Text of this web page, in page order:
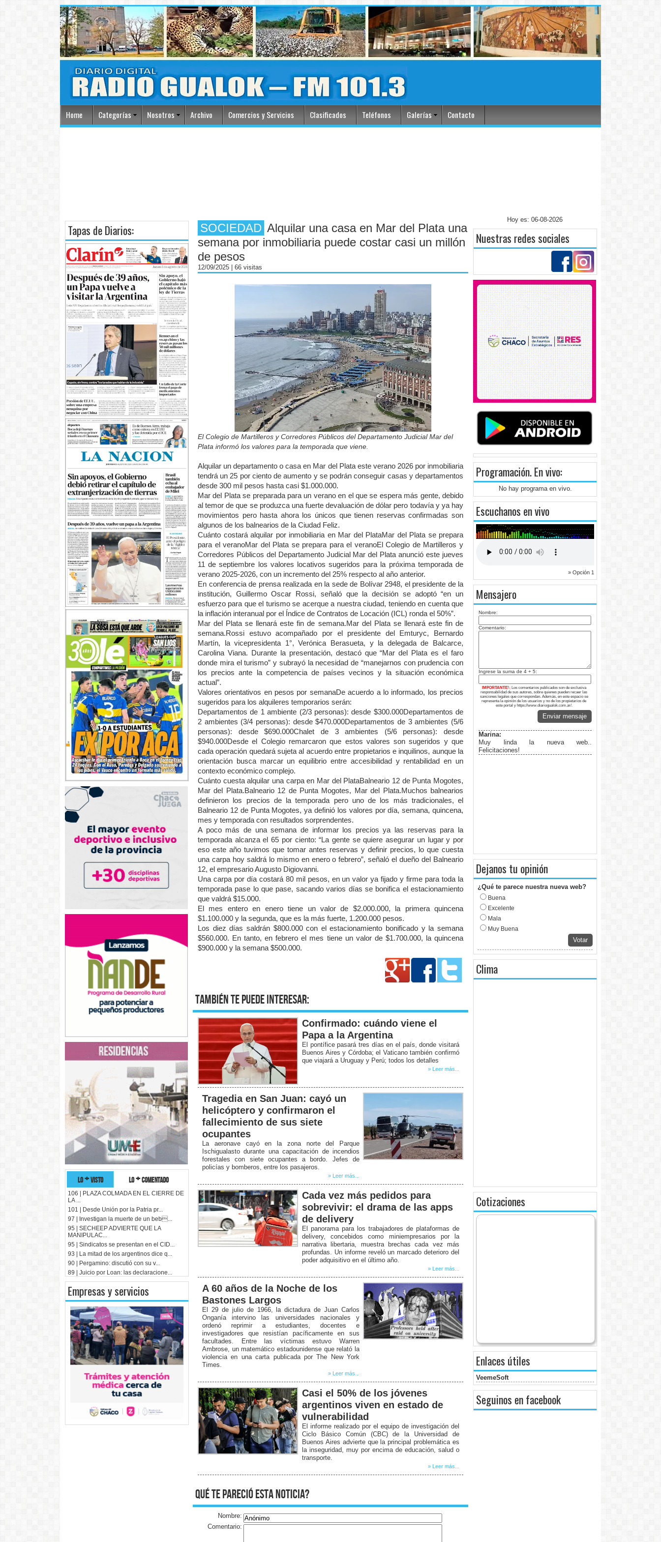
Home Categorías Nosotros Archivo Comercios y Servicios Clasificados Teléfonos Galerías Contacto
Hoy es: 06-08-2026
Tapas de Diarios:
lo + visto lo + comentado
106 | PLAZA COLMADA EN EL CIERRE DE
LA ...
101 | Desde Unión por la Patria pr...
97 | Investigan la muerte de un beb...
95 | SECHEEP ADVIERTE QUE LA
MANIPULAC...
95 | Sindicatos se presentan en el CID...
93 | La mitad de los argentinos dice q...
90 | Pergamino: discutió con su v...
89 | Juicio por Loan: las declaracione...
Empresas y servicios
SOCIEDAD Alquilar una casa en Mar del Plata una
semana por inmobiliaria puede costar casi un millón
de pesos
12/09/2025 | 66 visitas
El Colegio de Martilleros y Corredores Públicos del Departamento Judicial Mar del
Plata informó los valores para la temporada que viene.
Alquilar un departamento o casa en Mar del Plata este verano 2026 por inmobiliaria
tendrá un 25 por ciento de aumento y se podrán conseguir casas y departamentos
desde 300 mil pesos hasta casi $1.000.000.
Mar del Plata se preparada para un verano en el que se espera más gente, debido
al temor de que se produzca una fuerte devaluación de dólar pero todavía y ya hay
movimientos pero hasta ahora los únicos que tienen reservas confirmadas son
algunos de los balnearios de la Ciudad Feliz.
Cuánto costará alquilar por inmobiliaria en Mar del PlataMar del Plata se prepara
para el veranoMar del Plata se prepara para el veranoEl Colegio de Martilleros y
Corredores Públicos del Departamento Judicial Mar del Plata anunció este jueves
11 de septiembre los valores locativos sugeridos para la próxima temporada de
verano 2025-2026, con un incremento del 25% respecto al año anterior.
En conferencia de prensa realizada en la sede de Bolívar 2948, el presidente de la
institución, Guillermo Oscar Rossi, señaló que la decisión se adoptó “en un
esfuerzo para que el turismo se acerque a nuestra ciudad, teniendo en cuenta que
la inflación interanual por el Índice de Contratos de Locación (ICL) ronda el 50%”.
Mar del Plata se llenará este fin de semana.Mar del Plata se llenará este fin de
semana.Rossi estuvo acompañado por el presidente del Emturyc, Bernardo
Martín, la vicepresidenta 1°, Verónica Berasueta, y la delegada de Balcarce,
Carolina Viana. Durante la presentación, destacó que “Mar del Plata es el faro
donde mira el turismo” y subrayó la necesidad de “manejarnos con prudencia con
los precios ante la competencia de países vecinos y la situación económica
actual”.
Valores orientativos en pesos por semanaDe acuerdo a lo informado, los precios
sugeridos para los alquileres temporarios serán:
Departamentos de 1 ambiente (2/3 personas): desde $300.000Departamentos de
2 ambientes (3/4 personas): desde $470.000Departamentos de 3 ambientes (5/6
personas): desde $690.000Chalet de 3 ambientes (5/6 personas): desde
$940.000Desde el Colegio remarcaron que estos valores son sugeridos y que
cada operación quedará sujeta al acuerdo entre propietarios e inquilinos, aunque la
orientación busca marcar un equilibrio entre accesibilidad y rentabilidad en un
contexto económico complejo.
Cuánto cuesta alquilar una carpa en Mar del PlataBalneario 12 de Punta Mogotes,
Mar del Plata.Balneario 12 de Punta Mogotes, Mar del Plata.Muchos balnearios
definieron los precios de la temporada pero uno de los más tradicionales, el
Balneario 12 de Punta Mogotes, ya definió los valores por día, semana, quincena,
mes y temporada con resultados sorprendentes.
A poco más de una semana de informar los precios ya las reservas para la
temporada alcanza el 65 por ciento: “La gente se quiere asegurar un lugar y por
eso este año tuvimos que tomar antes reservas y definir precios, lo que cuesta
una carpa hoy saldrá lo mismo en enero o febrero”, señaló el dueño del Balneario
12, el empresario Augusto Digiovanni.
Una carpa por día costará 80 mil pesos, en un valor ya fijado y firme para toda la
temporada pase lo que pase, sacando varios días se bonifica el estacionamiento
que valdrá $15.000.
El mes entero en enero tiene un valor de $2.000.000, la primera quincena
$1.100.000 y la segunda, que es la más fuerte, 1.200.000 pesos.
Los diez días saldrán $800.000 con el estacionamiento bonificado y la semana
$560.000. En tanto, en febrero el mes tiene un valor de $1.700.000, la quincena
$900.000 y la semana $500.000.
También te puede interesar:
Confirmado: cuándo viene el
Papa a la Argentina
El pontífice pasará tres días en el país, donde visitará
Buenos Aires y Córdoba; el Vaticano también confirmó
que viajará a Uruguay y Perú; todos los detalles
» Leer más...
Tragedia en San Juan: cayó un
helicóptero y confirmaron el
fallecimiento de sus siete
ocupantes
La aeronave cayó en la zona norte del Parque
Ischigualasto durante una capacitación de incendios
forestales con siete ocupantes a bordo. Jefes de
policías y bomberos, entre los pasajeros.
» Leer más...
Cada vez más pedidos para
sobrevivir: el drama de las apps
de delivery
El panorama para los trabajadores de plataformas de
delivery, concebidos como miniempresarios por la
narrativa libertaria, muestra brechas cada vez más
profundas. Un informe reveló un marcado deterioro del
poder adquisitivo en el último año.
» Leer más...
A 60 años de la Noche de los
Bastones Largos
El 29 de julio de 1966, la dictadura de Juan Carlos
Onganía intervino las universidades nacionales y
ordenó reprimir a estudiantes, docentes e
investigadores que resistían pacíficamente en sus
facultades. Entre las víctimas estuvo Warren
Ambrose, un matemático estadounidense que relató la
violencia en una carta publicada por The New York
Times.
» Leer más...
Casi el 50% de los jóvenes
argentinos viven en estado de
vulnerabilidad
El informe realizado por el equipo de investigación del
Ciclo Básico Común (CBC) de la Universidad de
Buenos Aires advierte que la principal problemática es
la inseguridad, muy por encima de educación, salud o
transporte.
» Leer más...
qué te pareció esta noticia?
Nombre:
Comentario:
Nuestras redes sociales
Programación. En vivo:
No hay programa en vivo.
Escuchanos en vivo
» Opción 1
Mensajero
Nombre:
Comentario:
Ingrese la suma de 4 + 5:
IMPORTANTE!: Los comentarios publicados son de exclusiva
responsabilidad de sus autores, sobre quienes pueden recaer las
sanciones legales que correspondan. Además, en este espacio se
representa la opinión de los usuarios y no de los propietarios de
este portal y https://www.diariogualok.com.ar/.
Enviar mensaje
Marina:
Muy linda la nueva web..
Felicitaciones!
Dejanos tu opinión
¿Qué te parece nuestra nueva web?
Buena
Excelente
Mala
Muy Buena
Votar
Clima
Cotizaciones
Enlaces útiles
VeemeSoft
Seguinos en facebook